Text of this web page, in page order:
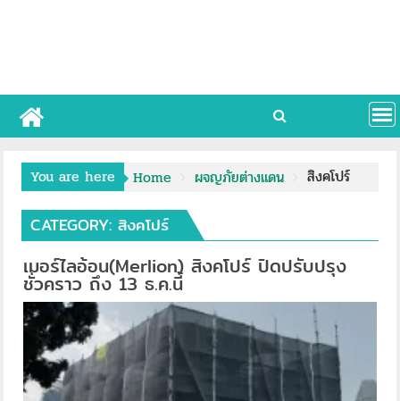
You are here Home ผจญภัยต่างแดน สิงคโปร์
CATEGORY:สิงคโปร์
เมอร์ไลอ้อน(Merlion) สิงคโปร์ ปิดปรับปรุง
ชั่วคราว ถึง 13 ธ.ค.นี้